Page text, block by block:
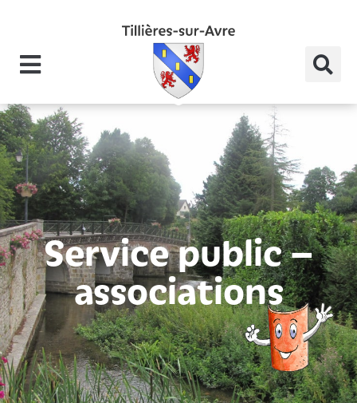
Service public –
associations